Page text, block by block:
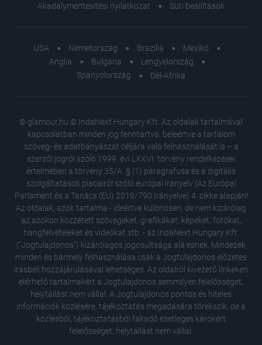
Akadálymentesítési nyilatkozat
Süti beállítások
USA Németország Brazília
Mexikó
Anglia
Bulgária
Lengyelország
Spanyolország
Dél-Afrika
© glamour.hu © IndaNext Hungary Kft. Az oldalak tartalmával
kapcsolatban minden jog fenntartva, beleértve a tartalom
szöveg- és adatbányászat céljára való felhasználását is – a
szerzői jogról szóló 1999. évi LXXVI. törvény rendelkezései
értelmében a törvény 35/A. § (1) paragrafusa és a digitális
szolgáltatások piacairól szóló európai irányelv (Az Európai
Parlament és a Tanács (EU) 2019/790 Irányelve) 4. cikke alapján!
Az oldalak, azok tartalma - ideértve különösen, de nem kizárólag
az azokon közzétett szövegeket, grafikákat, képeket, fotókat,
hangfelvételeket és videókat stb. - az IndaNext Hungary Kft.
("Jogtulajdonos") kizárólagos jogosultsága alá esnek. Mindezek
minden és bármely felhasználása csak a Jogtulajdonos előzetes
írásbeli hozzájárulásával lehetséges. Az oldalról kivezető linkeken
elérhető tartalmakért a Jogtulajdonos semmilyen felelősséget,
helytállást nem vállal. A Jogtulajdonos pontos és hiteles
információk közlésére, tájékoztatás megadására törekszik, de a
közlésből, tájékoztatásból fakadó esetleges károkért
felelősséget, helytállást nem vállal.